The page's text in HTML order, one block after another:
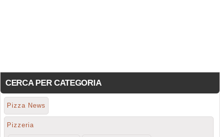
CERCA PER CATEGORIA
Pizza News
Pizzeria